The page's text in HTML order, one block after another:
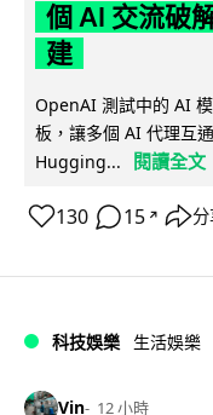
個 AI 交流破
建
OpenAI 測試中的 AI
板，讓多個 AI 代理互
Hugging...
閱讀全文
130 15 ↗
科技娛樂 生活娛樂
Vin 12 小時